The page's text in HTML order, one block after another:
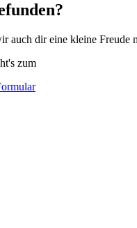
auch dir eine kleine Freude
zum